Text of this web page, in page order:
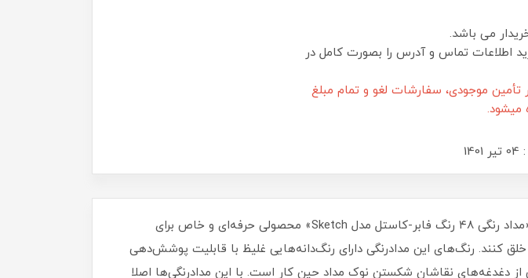
می باشد.
اطلاعات تماس و آدرس را بصورت کامل در
موجودی، سفارشات لغو و تمام مبلغ
میشود.
شاید بتوان با هر مدادرنگی‌ای نقاشی کرد اما نمی‌توان با هر مدادرنگی‌ای طراحی کرد. «مداد رنگی ۴۸ رنگ فابر-کاستل مدل Sketch» محصولی حرفه‌ای و خاص برای
کنند. رنگ‌های این مدادرنگی دارای رنگ‌دانه‌هایی غلیظ با قابلیت پوشش‌دهی
دغدغه‌های نقاشان شکستن نوک مداد حین کار است. با این مدادرنگی‌ها اصلا